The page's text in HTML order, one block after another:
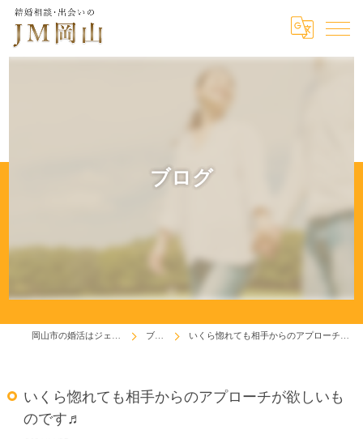
ブログ
ブログ いくら惚れても相手からのアプローチが欲しいものです♬
いくら惚れても相手からのアプローチが欲しいも
のです♬